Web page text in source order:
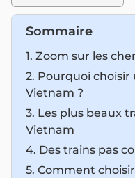
Sommaire
1. Zoom sur les
2. Pourquoi
Vietnam ?
3. Les plus beaux
Vietnam
4. Des trains pas
5. Comment